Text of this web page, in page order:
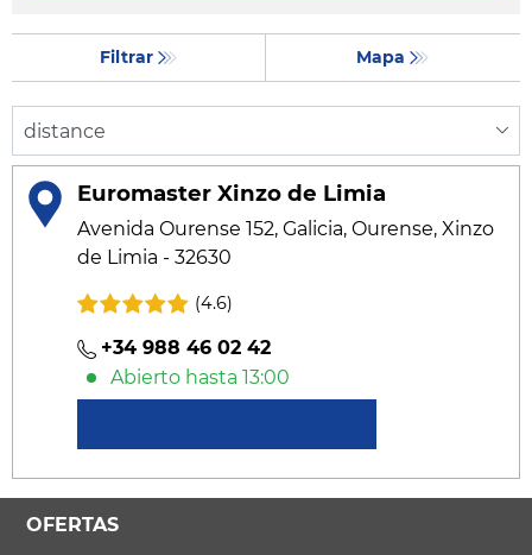
Filtrar Mapa
Euromaster Xinzo de Limia
Avenida Ourense 152, Galicia, Ourense, Xinzo
de Limia - 32630
(4.6)
+34 988 46 02 42
Abierto hasta 13:00
OFERTAS